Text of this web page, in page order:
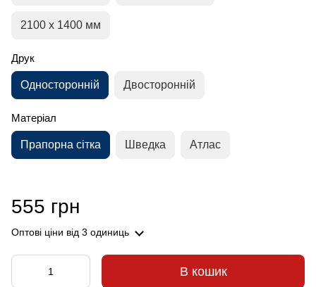
2100 х 1400 мм
Друк
Односторонній Двосторонній
Матеріал
Прапорна сітка Шведка Атлас
555 грн
Оптові ціни від 3 одиниць
В кошик